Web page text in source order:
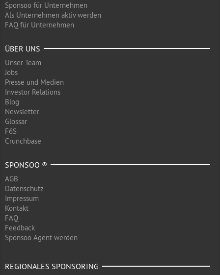
Sponsoo für Unternehmen
Als Unternehmen aktiv werden
FAQ für Unternehmen
ÜBER UNS
Unser Team
Jobs
Presse und Medien
Investor Relations
Blog
Newsletter
Glossar
F6S
Crunchbase
SPONSOO ®
AGB
Datenschutz
Impressum
Kontakt
FAQ
Feedback
Sponsoo Agent werden
REGIONALES SPONSORING